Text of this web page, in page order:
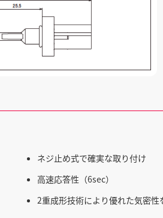
ネジ止め式で確実な取り付け
高速応答性（6sec）
2重成形技術により優れた気密性